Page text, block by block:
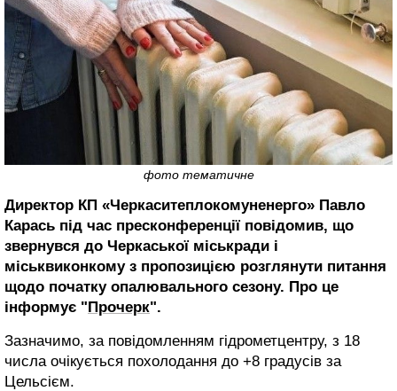
фото тематичне
Директор КП «Черкаситеплокомуненерго» Павло
Карась під час пресконференції повідомив, що
звернувся до Черкаської міськради і
міськвиконкому з пропозицією розглянути питання
щодо початку опалювального сезону. Про це
інформує "Прочерк".
Зазначимо, за повідомленням гідрометцентру, з 18
числа очікується похолодання до +8 градусів за
Цельсієм.